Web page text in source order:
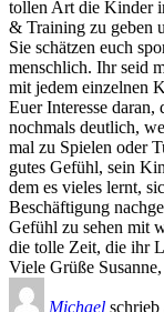
tollen Art die Kinder
& Training zu geben
Sie schätzen euch
menschlich. Ihr seid
mit jedem einzelnen
Euer Interesse
nochmals deutlich,
mal zu Spielen oder
gutes Gefühl, sein
dem es vieles lernt,
Beschäftigung
Gefühl zu sehen mit
die tolle Zeit, die ihr
Viele Grüße
Michael schrieb